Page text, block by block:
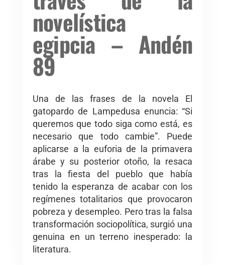
novelística
egipcia – Andén
89
Una de las frases de la novela El
gatopardo de Lampedusa enuncia: “Si
queremos que todo siga como está, es
necesario que todo cambie”. Puede
aplicarse a la euforia de la primavera
árabe y su posterior otoño, la resaca
tras la fiesta del pueblo que había
tenido la esperanza de acabar con los
regímenes totalitarios que provocaron
pobreza y desempleo. Pero tras la falsa
transformación sociopolítica, surgió una
genuina en un terreno inesperado: la
literatura.